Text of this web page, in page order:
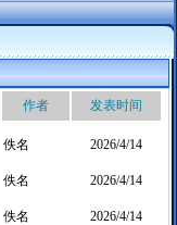
作者
发表时间
佚名 2026/4/14
佚名
2026/4/14
佚名 2026/4/14